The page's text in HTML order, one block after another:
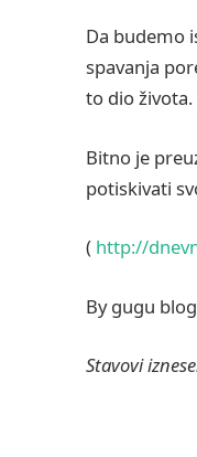
Da budemo
spavanja
to dio života.
Bitno je
potiskivati
( http://
By gugu
Stavovi